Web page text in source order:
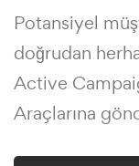
Potansiyel
doğrudan
Active
Araçlarına